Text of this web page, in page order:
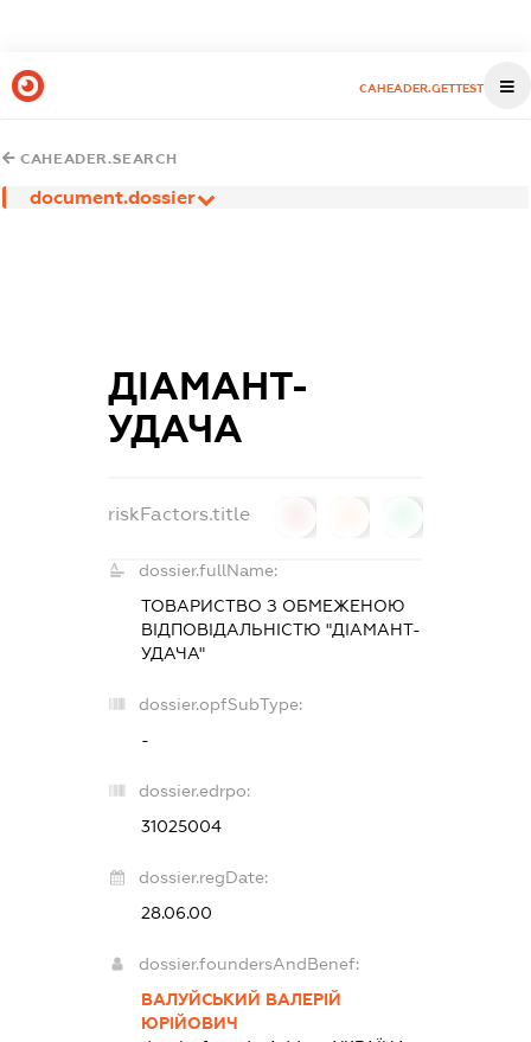
CAHEADER.GETTEST
CAHEADER.SEARCH
document.dossier
ДІАМАНТ-
УДАЧА
riskFactors.title
dossier.fullName:
ТОВАРИСТВО З ОБМЕЖЕНОЮ
ВІДПОВІДАЛЬНІСТЮ "ДІАМАНТ-
УДАЧА"
dossier.opfSubType:
-
dossier.edrpo:
31025004
dossier.regDate:
28.06.00
dossier.foundersAndBenef:
ВАЛУЙСЬКИЙ ВАЛЕРІЙ
ЮРІЙОВИЧ